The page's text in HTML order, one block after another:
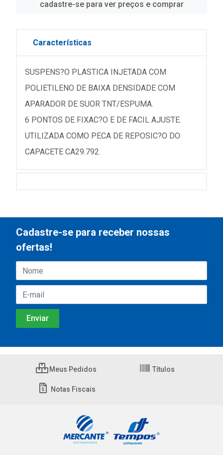
cadastre-se para ver preços e comprar
Características
SUSPENS?O PLASTICA INJETADA COM
POLIETILENO DE BAIXA DENSIDADE COM
APARADOR DE SUOR TNT/ESPUMA.
6 PONTOS DE FIXAC?O E DE FACIL AJUSTE.
UTILIZADA COMO PECA DE REPOSIC?O DO
CAPACETE CA29.792.
Cadastre-se para receber nossas
ofertas!
Meus Pedidos Títulos
Notas Fiscais